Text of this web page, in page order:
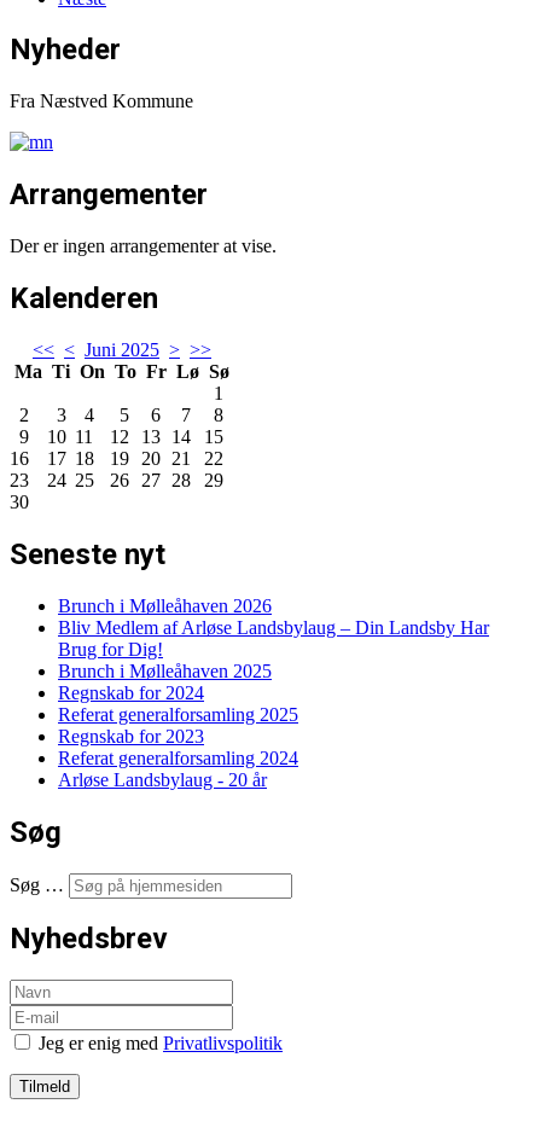
Nyheder
Fra Næstved Kommune
Arrangementer
Der er ingen arrangementer at vise.
Kalenderen
<< < Juni 2025 > >>
Ma Ti On To Fr Lø Sø
1
2
3 4 5 6 7
8
9
10 11 12 13 14
15
16
17 18 19 20 21
22
23
24 25 26 27 28
29
30
Seneste nyt
Brunch i Mølleåhaven 2026
Bliv Medlem af Arløse Landsbylaug – Din Landsby Har
Brug for Dig!
Brunch i Mølleåhaven 2025
Regnskab for 2024
Referat generalforsamling 2025
Regnskab for 2023
Referat generalforsamling 2024
Arløse Landsbylaug - 20 år
Søg
Søg …
Nyhedsbrev
Jeg er enig med Privatlivspolitik